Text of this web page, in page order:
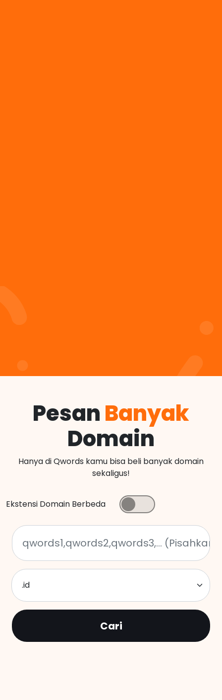
Pesan Banyak
Domain
Hanya di Qwords kamu bisa beli banyak domain
sekaligus!
Ekstensi Domain Berbeda
.id
Cari